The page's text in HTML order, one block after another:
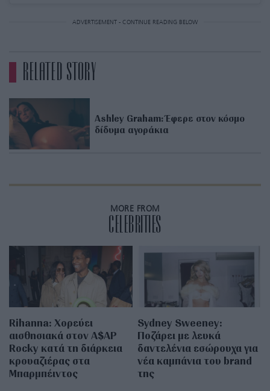
ADVERTISEMENT - CONTINUE READING BELOW
RELATED STORY
Ashley Graham: Έφερε στον κόσμο
δίδυμα αγοράκια
MORE FROM
CELEBRITIES
Rihanna: Χορεύει
αισθησιακά στον A$AP
Rocky κατά τη διάρκεια
κρουαζιέρας στα
Μπαρμπέιντος
Sydney Sweeney:
Ποζάρει με λευκά
δαντελένια εσώρουχα για
νέα καμπάνια του brand
της